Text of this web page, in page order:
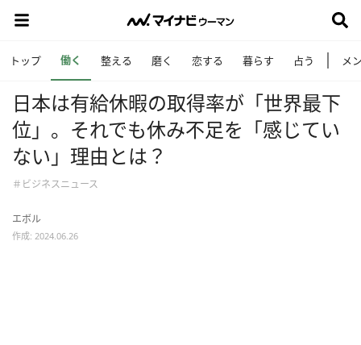
トップ 働く 整える 磨く 恋する 暮らす 占う メ
日本は有給休暇の取得率が「世界最下
位」。それでも休み不足を「感じてい
ない」理由とは？
＃ビジネスニュース
エボル
作成: 2024.06.26